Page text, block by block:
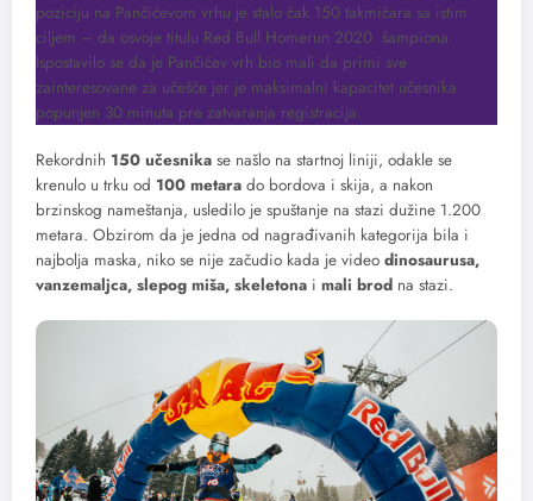
poziciju na Pančićevom vrhu je stalo čak 150 takmičara sa istim
ciljem – da osvoje titulu Red Bull Homerun 2020. šampiona.
Ispostavilo se da je Pančićev vrh bio mali da primi sve
zainteresovane za učešće jer je maksimalni kapacitet učesnika
popunjen 30 minuta pre zatvaranja registracija.
Rekordnih 150 učesnika se našlo na startnoj liniji, odakle se
krenulo u trku od 100 metara do bordova i skija, a nakon
brzinskog nameštanja, usledilo je spuštanje na stazi dužine 1.200
metara. Obzirom da je jedna od nagrađivanih kategorija bila i
najbolja maska, niko se nije začudio kada je video dinosaurusa,
vanzemaljca, slepog miša, skeletona i mali brod na stazi.